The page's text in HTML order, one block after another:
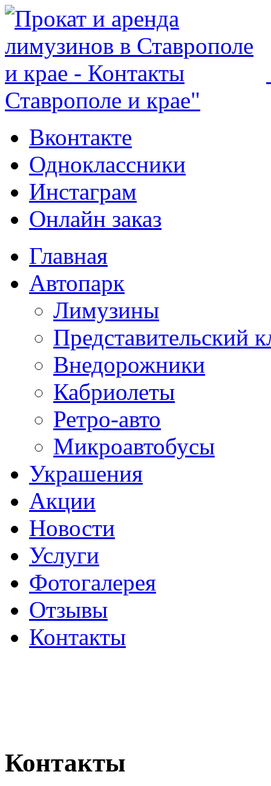
Ставрополе и крае"
Вконтакте
Одноклассники
Инстаграм
Онлайн заказ
Главная
Автопарк
Лимузины
Представительский
Внедорожники
Кабриолеты
Ретро-авто
Микроавтобусы
Украшения
Акции
Новости
Услуги
Фотогалерея
Отзывы
­Контакты
Контакты